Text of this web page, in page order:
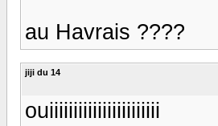
au Havrais ????
jiji du 14
ouiiiiiiiiiiiiiiiiiiiiiii